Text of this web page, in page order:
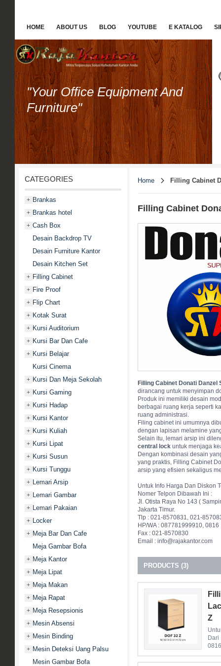
HOME ABOUT US BLOG YOUTUBE E KATALOG
"Your Office Equipment And
Furniture"
CATEGORIES
+ Brankas
+ Brankas hotel
+ Cash Box
Desain Backdrop TV
Desain Furniture Kantor
Desain Kitchen Set
+ Filling Cabinet
+ Fire Proof
+ Flip Chart
+ Kotak Surat
+ Kursi Auditorium
+ Kursi Bar Dan Cafe
+ Kursi Belajar
Kursi Cinema
+ Kursi Dan Meja Sekolah
+ Kursi Gaming
+ Kursi Hadap
+ Kursi Kantor
+ Kursi Kuliah
+ Kursi Lipat
+ Kursi Susun
+ Kursi Tunggu
+ Lemari Arsip
+ Lemari Gambar
+ Lemari Pakaian
+ Locker
+ Meja Bar Dan Cafe
Meja Gambar Bofa
+ Meja Kantor
+ Meja Lipat
+ Meja Makan
+ Meja Rapat
+ Meja Resepsionis
+ Mesin Absensi
+ Mesin Binding
+ Mesin Deteksi Uang Palsu
Mesin Gambar Bofa
Home Filling Cabinet
Filling Cabinet
Filling Cabinet Donati Danzel
dirancang untuk menyimpan
Produk ini memiliki desain
berbagai ruang kerja seperti
ruang administrasi.
Filing cabinet ini umumnya
dengan lapisan melamine
Selain itu, lemari arsip ini
central lockuntuk menjaga
Dengan kombinasi desain
yang praktis, Filling Cabinet
arsip yang efisien sekaligus
Untuk Info Harga Dan Diskon
Nomer Telpon Dibawah Ini :
Jl. Otista Raya No 143 (
Jakarta Timur.
Tlp : 021-8570831, 021-
HP/WA : 087781999910,
Fax : 021-8570830
Email : info@rajakantor.com
PRODUCTS (3)
Z
Dari